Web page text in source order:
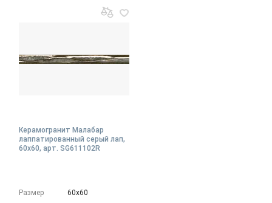
Керамогранит Малабар
лаппатированный серый лап,
60x60, арт. SG611102R
Размер
60х60